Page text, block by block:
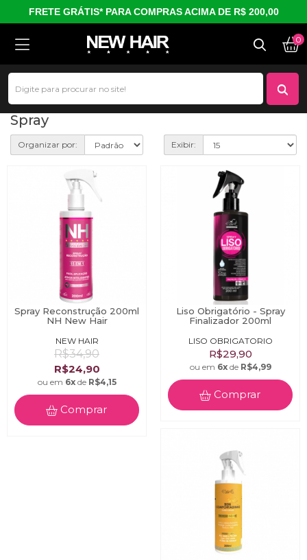
FRETE GRÁTIS* PARA COMPRAS ACIMA DE R$ 200,00
0
Spray
Organizar por: Exibir:
Spray Reconstrução 200ml
NH New Hair
NEW HAIR
R$34,90
R$24,90
ou em 6xde R$4,15
Comprar
Liso Obrigatório - Spray
Finalizador 200ml
LISO OBRIGATORIO
R$29,90
ou em 6xde R$4,99
Comprar